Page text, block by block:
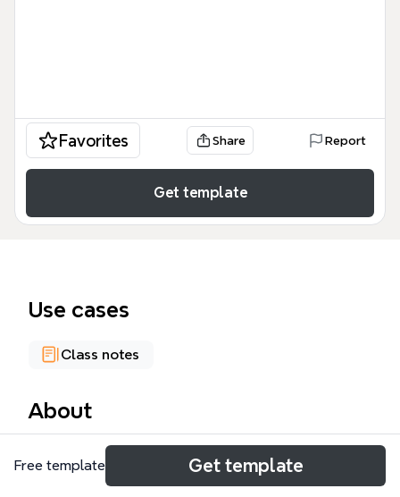
Favorites Share Report
Get template
Use cases
Class notes
About
Este HDEZ_ABIGAIL plantilla de Xmind ofrece un
desglose académico exhaustivo de las principales
Free template Get template